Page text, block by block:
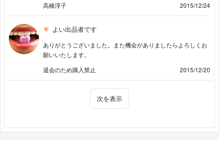
高橋淳子
2015/12/24
よい出品者です
ありがとうございました。また機会がありましたらよろしくお
願いいたします。
退会のため購入禁止
2015/12/20
次を表示